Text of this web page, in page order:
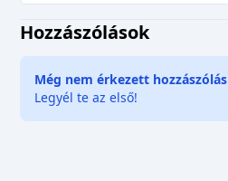
Hozzászólások
Még nem érkezett hozzászólás
Legyél te az első!